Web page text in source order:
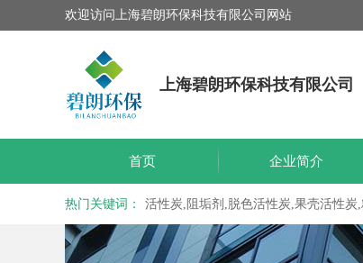
欢迎访问上海碧朗环保科技有限公司网站
上海碧朗环保科技有限公司
首页 企业简介
热门关键词： 活性炭,阻垢剂,脱色活性炭,果壳活性